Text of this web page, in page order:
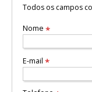
Todos os campos
Nome *
E-mail *